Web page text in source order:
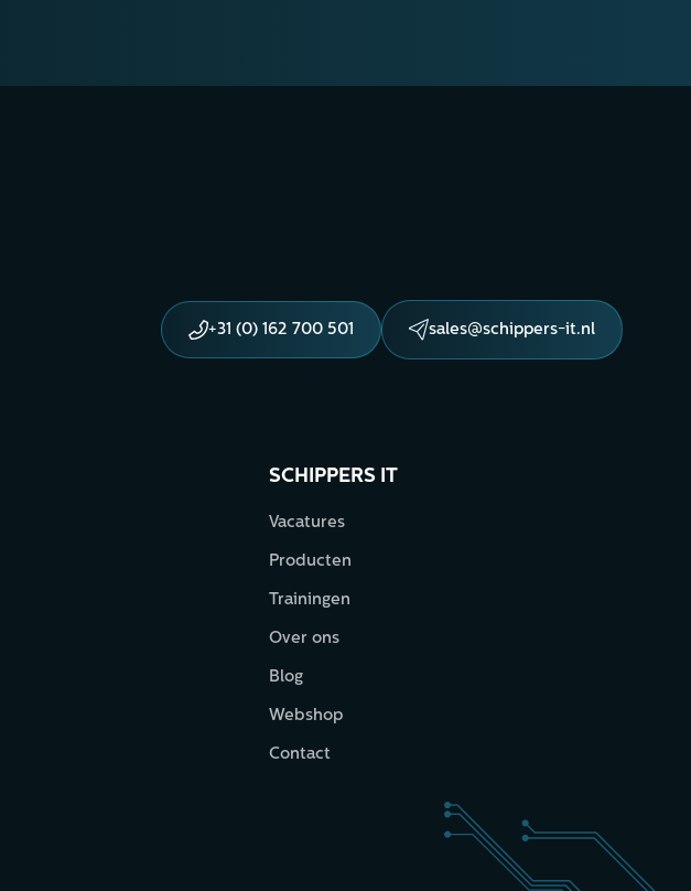
+31 (0) 162 700 501 sales@schippers-it.nl
SCHIPPERS IT
Vacatures
Producten
Trainingen
Over ons
Blog
Webshop
Contact